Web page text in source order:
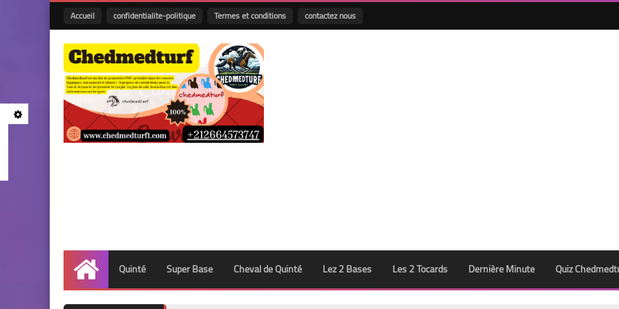
Accueil confidentialite-politique Termes et conditions contactez nous
Accueil
Quinté Super Base Cheval de Quinté Lez 2 Bases Les 2 Tocards Dernière Minute Quiz